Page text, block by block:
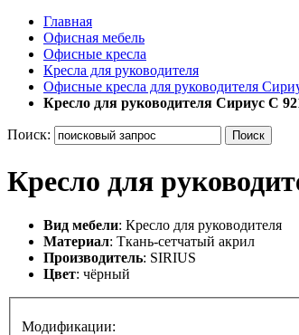
Главная
Офисная мебель
Офисные кресла
Кресла для руководителя
Офисные кресла для руководителя
Кресло для руководителя Сириус C
Поиск: Поиск
Кресло для
Вид мебели: Кресло для руководителя
Материал: Ткань-cетчатый акрил
Производитель: SIRIUS
Цвет: чёрный
Модификации: